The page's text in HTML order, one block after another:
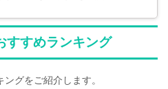
すすめランキング
グをご紹介します。